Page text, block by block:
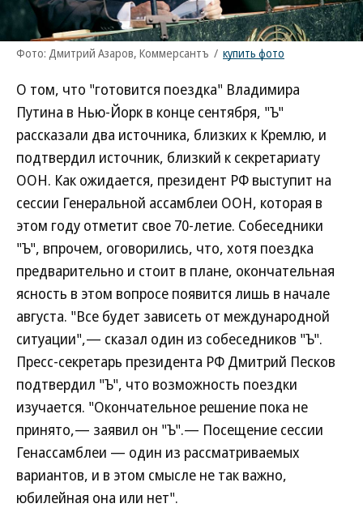
Фото: Дмитрий Азаров, Коммерсантъ / купить фото
О том, что "готовится поездка" Владимира
Путина в Нью-Йорк в конце сентября, "Ъ"
рассказали два источника, близких к Кремлю, и
подтвердил источник, близкий к секретариату
ООН. Как ожидается, президент РФ выступит на
сессии Генеральной ассамблеи ООН, которая в
этом году отметит свое 70-летие. Собеседники
"Ъ", впрочем, оговорились, что, хотя поездка
предварительно и стоит в плане, окончательная
ясность в этом вопросе появится лишь в начале
августа. "Все будет зависеть от международной
ситуации",— сказал один из собеседников "Ъ".
Пресс-секретарь президента РФ Дмитрий Песков
подтвердил "Ъ", что возможность поездки
изучается. "Окончательное решение пока не
принято,— заявил он "Ъ".— Посещение сессии
Генассамблеи — один из рассматриваемых
вариантов, и в этом смысле не так важно,
юбилейная она или нет".